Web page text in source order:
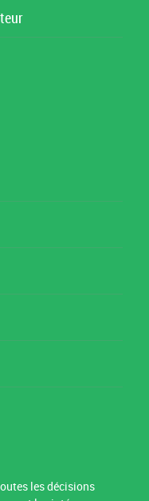
les décisions